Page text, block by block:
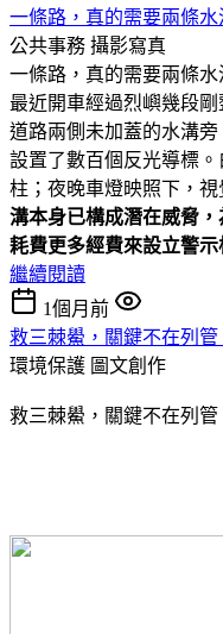
一條路，真的需要兩條水
公共事務 攝影寫真
一條路，真的需要兩條水
最近開車經過烈嶼幾段
道路兩側未加蓋的水溝
設置了數百個反光導標
柱；夜晚車燈映照下，
溝本身已構成潛在威脅
耗費更多經費來設立警示
繼續閱讀
1個月前
救三棘鱟，關鍵不在列
環境保護 圖文創作
救三棘鱟，關鍵不在列